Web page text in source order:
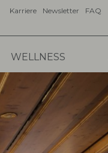
Karriere Newsletter FAQ
WELLNESS